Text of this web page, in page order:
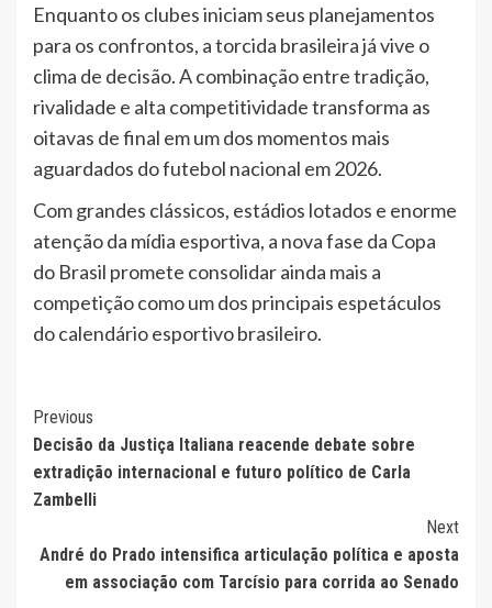
Enquanto os clubes iniciam seus planejamentos
para os confrontos, a torcida brasileira já vive o
clima de decisão. A combinação entre tradição,
rivalidade e alta competitividade transforma as
oitavas de final em um dos momentos mais
aguardados do futebol nacional em 2026.
Com grandes clássicos, estádios lotados e enorme
atenção da mídia esportiva, a nova fase da Copa
do Brasil promete consolidar ainda mais a
competição como um dos principais espetáculos
do calendário esportivo brasileiro.
Continue
Reading
Previous
Decisão da Justiça Italiana reacende debate sobre
extradição internacional e futuro político de Carla
Zambelli
Next
André do Prado intensifica articulação política e aposta
em associação com Tarcísio para corrida ao Senado